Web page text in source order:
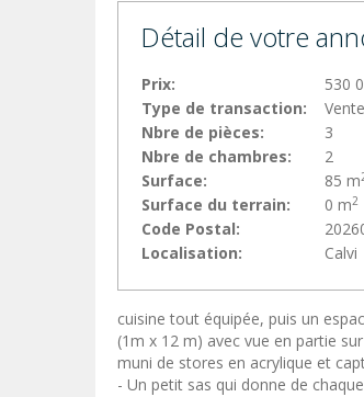
Détail de votre
Prix:
530
Type de transaction:
Vente
Nbre de pièces:
3
Nbre de chambres:
2
Surface:
85 m
Surface du terrain: 0 m2
Code Postal:
Localisation:
Calvi
cuisine tout équipée, puis un
(1m x 12 m) avec vue en partie
muni de stores en acrylique et
- Un petit sas qui donne de